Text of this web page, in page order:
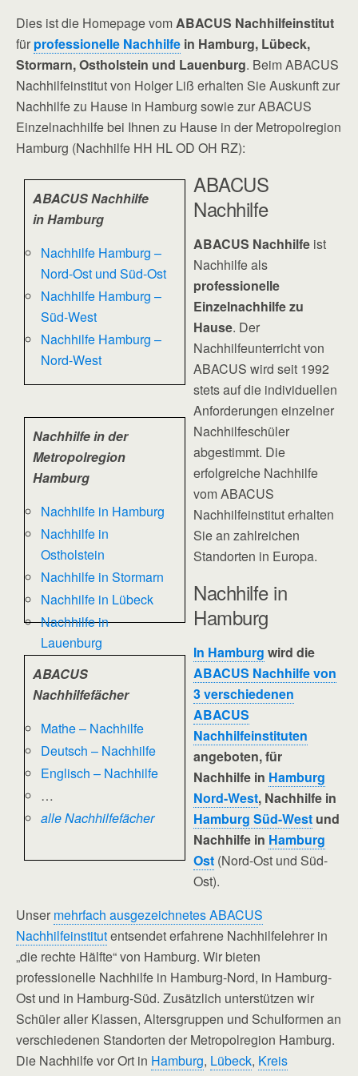
Dies ist die Homepage vomABACUS Nachhilfeinstitut
für professionelle Nachhilfe in Hamburg, Lübeck,
Stormarn, Ostholstein und Lauenburg. Beim ABACUS
Nachhilfeinstitut von Holger Liß erhalten Sie Auskunft zur
Nachhilfe zu Hause in Hamburg sowie zur ABACUS
Einzelnachhilfe bei Ihnen zu Hause in der Metropolregion
Hamburg (Nachhilfe HH HL OD OH RZ):
ABACUS Nachhilfe
in Hamburg
Nachhilfe Hamburg –
Nord-Ost und Süd-Ost
Nachhilfe Hamburg –
Süd-West
Nachhilfe Hamburg –
Nord-West
Nachhilfe in der
Metropolregion
Hamburg
Nachhilfe in Hamburg
Nachhilfe in
Ostholstein
Nachhilfe in Stormarn
Nachhilfe in Lübeck
Nachhilfe in
Lauenburg
ABACUS
Nachhilfefächer
Mathe – Nachhilfe
Deutsch – Nachhilfe
Englisch – Nachhilfe
…
alle Nachhilfefächer
ABACUS
Nachhilfe
ABACUS Nachhilfe ist
Nachhilfe als
professionelle
Einzelnachhilfe zu
Hause. Der
Nachhilfeunterricht von
ABACUS wird seit 1992
stets auf die individuellen
Anforderungen einzelner
Nachhilfeschüler
abgestimmt. Die
erfolgreiche Nachhilfe
vom ABACUS
Nachhilfeinstitut erhalten
Sie an zahlreichen
Standorten in Europa.
Nachhilfe in
Hamburg
In Hamburg wird die
ABACUS Nachhilfe von
3 verschiedenen
ABACUS
Nachhilfeinstituten
angeboten, für
Nachhilfe in Hamburg
Nord-West, Nachhilfe in
Hamburg Süd-West und
Nachhilfe in Hamburg
Ost (Nord-Ost und Süd-
Ost).
Unser mehrfach ausgezeichnetes ABACUS
Nachhilfeinstitutentsendet erfahrene Nachhilfelehrer in
„die rechte Hälfte“ von Hamburg. Wir bieten
professionelle Nachhilfe in Hamburg-Nord, in Hamburg-
Ost und in Hamburg-Süd. Zusätzlich unterstützen wir
Schüler aller Klassen, Altersgruppen und Schulformen an
verschiedenen Standorten der Metropolregion Hamburg.
Die Nachhilfe vor Ort in Hamburg, Lübeck, Kreis